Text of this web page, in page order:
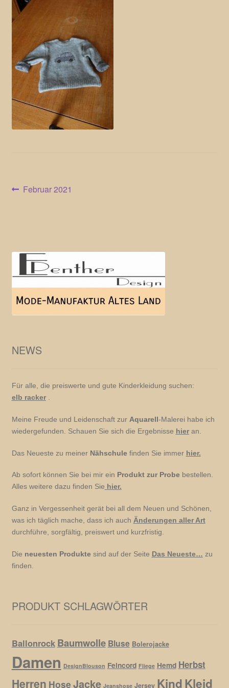
Beitragsnavigation
Vorheriger
Februar 2021
NEWS
Für alle, die preiswerte und gute Kinderkleidung suchen:
elb racker.
Meine Freude und Leidenschaft zur Aquarell-Malerei habe ich
wiedergefunden. Schauen Sie sich die Ergebnisse hieran.
Das Neueste zu meiner Nähschulefinden Sie immer hier.
Ab sofort können Sie bei mir ein Produkt zur Probebestellen.
Alles weitere dazu finden Sie hier.
Ganz in Vergessenheit gerät bei all dem Neuen und Schönen,
was ich täglich mache, dass ich auch Änderungen aller Art
durchführe, sorgfältig, preiswert und kurzfristig.
Die neuesten Produktesind auf der Seite Das Neueste… zu
finden.
PRODUKT SCHLAGWÖRTER
Ballonrock Baumwolle Bluse Bolerojacke
Damen DesignBlouson Feincord Fliege Hemd Herbst
Herren Hose Jacke Jeanshose Jersey KindKleid